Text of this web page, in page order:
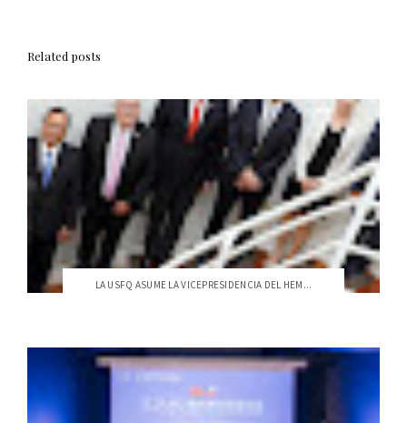
Related posts
LA USFQ ASUME LA VICEPRESIDENCIA DEL HEM...